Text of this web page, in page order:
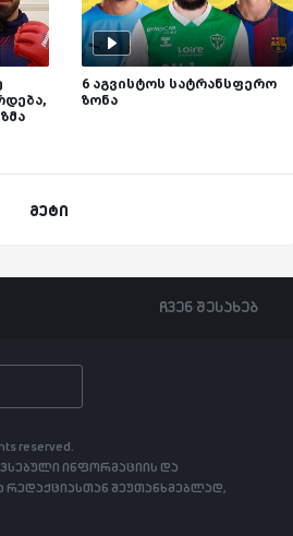
6 აგვისტოს სატრანსფერო
ზონა
მეტი
ჩვენ შესახებ
reserved.
ინფორმაციის და
რედაქციასთან შეუთანხმებლად,